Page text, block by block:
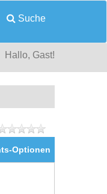
Suche
Hallo, Gast!
Optionen